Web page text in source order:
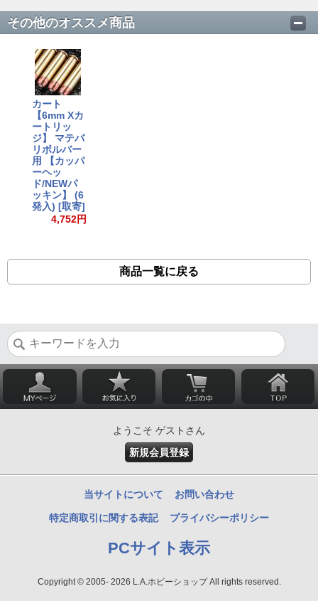
その他のオススメ商品
カート
【6mm Xカ
ートリッ
ジ】 マテバ
リボルバー
用 【カッパ
ーヘッ
ド/NEWパ
ッキン】 (6
発入) [取寄]
4,752円
商品一覧に戻る
ようこそ ゲストさん
新規会員登録
当サイトについて お問い合わせ
特定商取引に関する表記 プライバシーポリシー
PCサイト表示
Copyright © 2005- 2026 L.A.ホビーショップ All rights reserved.